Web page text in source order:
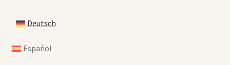
Deutsch
Español